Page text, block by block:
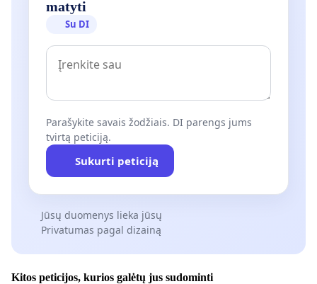
matyti
Su DI
Parašykite savais žodžiais. DI parengs jums
tvirtą peticiją.
Sukurti peticiją
Jūsų duomenys lieka jūsų
Privatumas pagal dizainą
Kitos peticijos, kurios galėtų jus sudominti